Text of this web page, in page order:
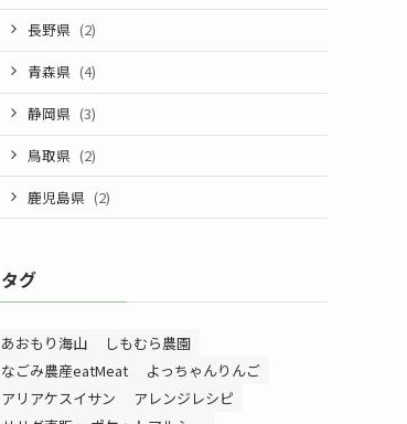
長野県 (2)
青森県 (4)
静岡県 (3)
鳥取県 (2)
鹿児島県 (2)
タグ
あおもり海山
しもむら農園
なごみ農産eatMeat
よっちゃんりんご
アリアケスイサン
アレンジレシピ